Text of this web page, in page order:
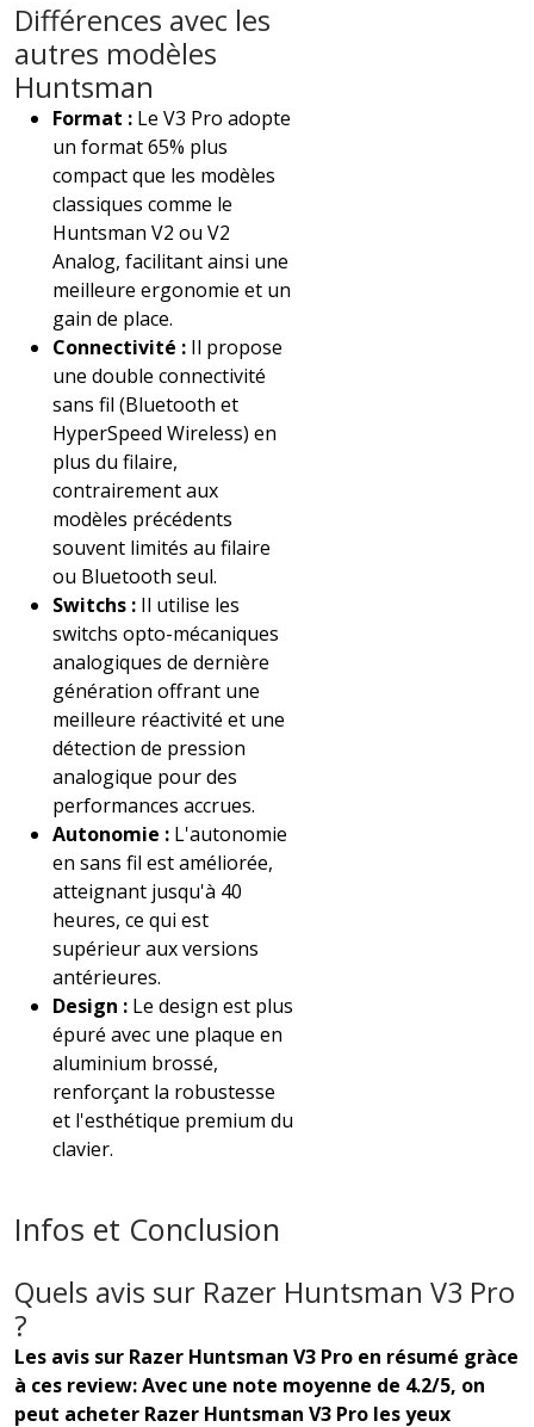
Différences avec les
autres modèles
Huntsman
Format : Le V3 Pro adopte
un format 65% plus
compact que les modèles
classiques comme le
Huntsman V2 ou V2
Analog, facilitant ainsi une
meilleure ergonomie et un
gain de place.
Connectivité : Il propose
une double connectivité
sans fil (Bluetooth et
HyperSpeed Wireless) en
plus du filaire,
contrairement aux
modèles précédents
souvent limités au filaire
ou Bluetooth seul.
Switchs : Il utilise les
switchs opto-mécaniques
analogiques de dernière
génération offrant une
meilleure réactivité et une
détection de pression
analogique pour des
performances accrues.
Autonomie : L'autonomie
en sans fil est améliorée,
atteignant jusqu'à 40
heures, ce qui est
supérieur aux versions
antérieures.
Design : Le design est plus
épuré avec une plaque en
aluminium brossé,
renforçant la robustesse
et l'esthétique premium du
clavier.
Infos et Conclusion
Quels avis sur Razer Huntsman V3 Pro
?
Les avis sur Razer Huntsman V3 Pro en résumé gràce
à ces review: Avec une note moyenne de 4.2/5, on
peut acheter Razer Huntsman V3 Pro les yeux